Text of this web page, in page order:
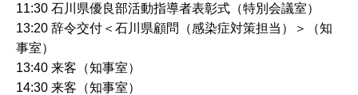
11:30 石川県優良部活動指導者表彰式（特別会議室）
13:20 辞令交付＜石川県顧問（感染症対策担当）＞（知
事室）
13:40 来客（知事室）
14:30 来客（知事室）